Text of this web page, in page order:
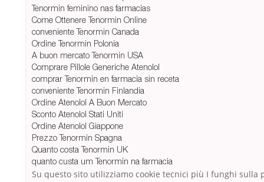
Tenormin feminino nas farmacias
Come Ottenere Tenormin Online
conveniente Tenormin Canada
Ordine Tenormin Polonia
A buon mercato Tenormin USA
Comprare Pillole Generiche Atenolol
comprar Tenormin en farmacia sin receta
conveniente Tenormin Finlandia
Ordine Atenolol A Buon Mercato
Sconto Atenolol Stati Uniti
Ordine Atenolol Giappone
Prezzo Tenormin Spagna
Quanto costa Tenormin UK
quanto custa um Tenormin na farmacia
Su questo sito utilizziamo cookie tecnici più I funghi sulla